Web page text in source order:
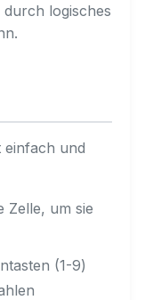
durch logisches
einfach und
Zelle, um sie
(1-9)